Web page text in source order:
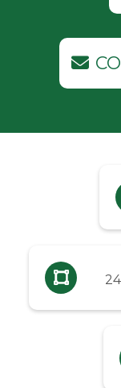
Industriali
Fino a €
Da € 10.000